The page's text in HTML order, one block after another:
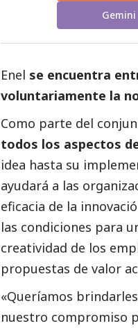
Gemini
Enel se encuentra
voluntariamente la
Como parte del
todos los aspectos
idea hasta su
ayudará a las
eficacia de la
las condiciones para
creatividad de los
propuestas de valor
«Queríamos
nuestro compromiso